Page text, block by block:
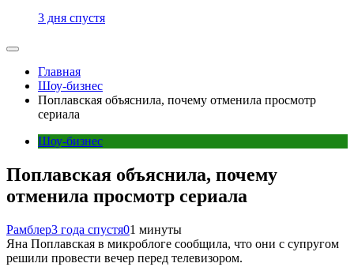
3 дня спустя
Главная
Шоу-бизнес
Поплавская объяснила, почему отменила просмотр
сериала
Шоу-бизнес
Поплавская объяснила, почему
отменила просмотр сериала
Рамблер3 года спустя01 минуты
Яна Поплавская в микроблоге сообщила, что они с супругом
решили провести вечер перед телевизором.